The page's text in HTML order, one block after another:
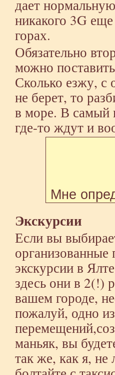
дает
никакого 3G
горах.
Обязательно
можно
Сколько езжу, с
не берет, то
в море. В самый
где-то ждут и
Мне
Экскурсии
Если вы
организованные
экскурсии в
здесь они в 2(!)
вашем городе,
пожалуй, одно
маньяк, вы
так же, как я,